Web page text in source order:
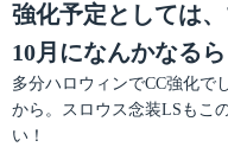
強化予定としては
10月になんかなるら
多分ハロウィンでCC強化で
から。スロウス念装LSもこ
い！